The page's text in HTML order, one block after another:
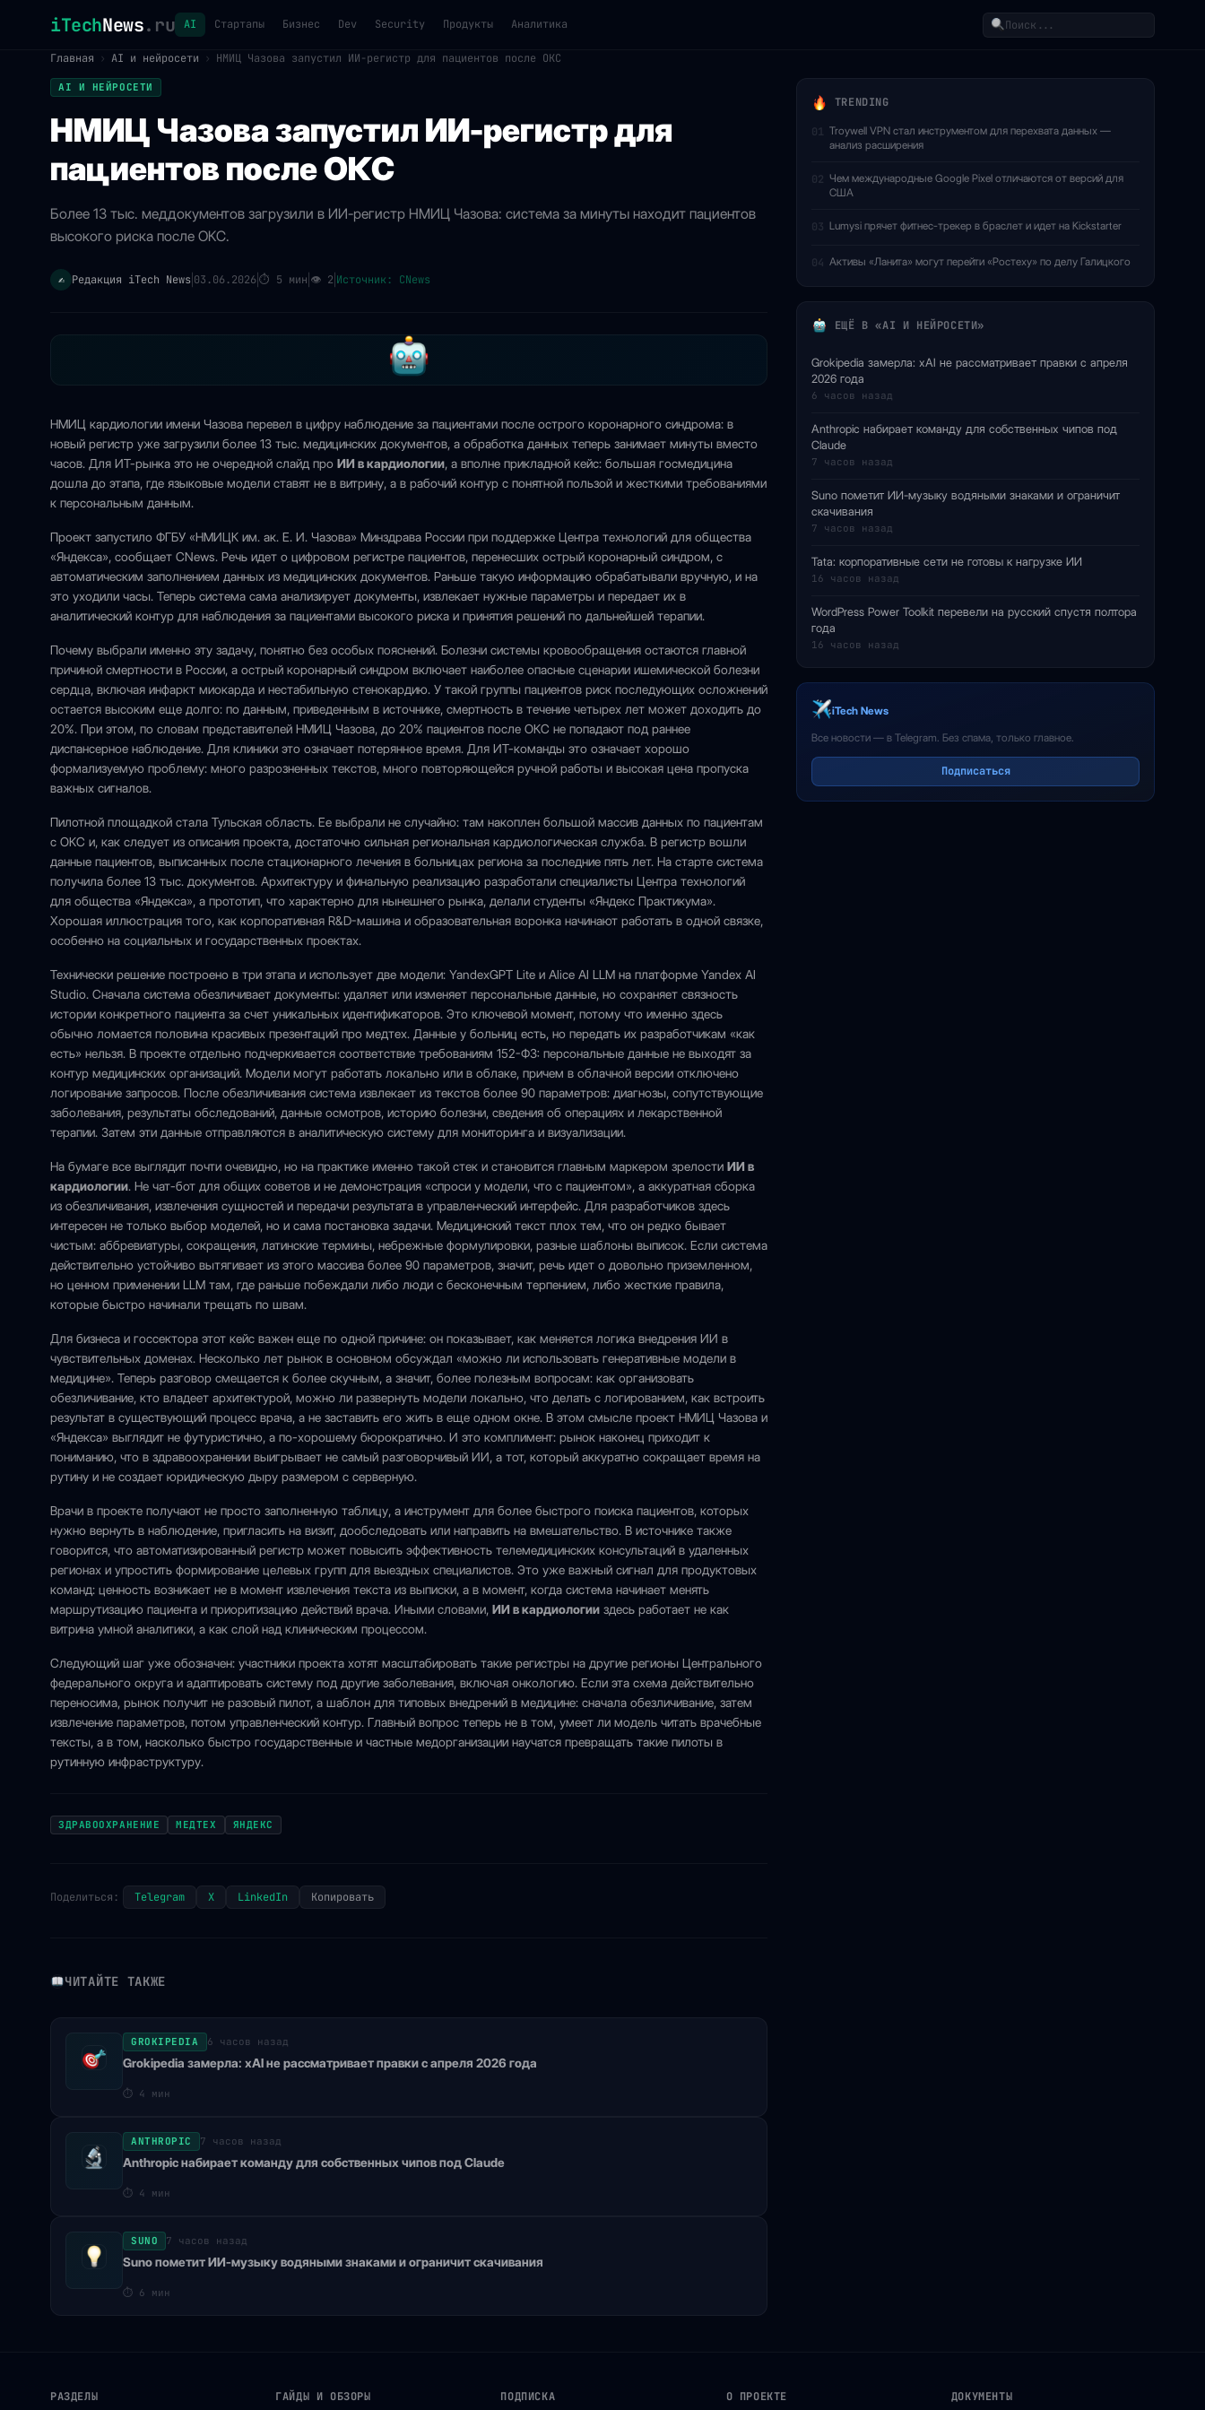
iTechNews.ru AI Стартапы Бизнес Dev Security Продукты Аналитика
Поиск
Главная
› AI и нейросети › НМИЦ Чазова запустил ИИ-регистр для пациентов после ОКС
AI И НЕЙРОСЕТИ
НМИЦ Чазова запустил ИИ-регистр для
пациентов после ОКС
Более 13 тыс. меддокументов загрузили в ИИ-регистр НМИЦ Чазова: система за минуты находит пациентов
высокого риска после ОКС.
✍️ Редакция iTech News 03.06.2026⏱ 5 мин 👁 2 Источник: CNews
НМИЦ кардиологии имени Чазова перевел в цифру наблюдение за пациентами после острого коронарного синдрома: в
новый регистр уже загрузили более 13 тыс. медицинских документов, а обработка данных теперь занимает минуты вместо
часов. Для ИТ-рынка это не очередной слайд про ИИ в кардиологии, а вполне прикладной кейс: большая госмедицина
дошла до этапа, где языковые модели ставят не в витрину, а в рабочий контур с понятной пользой и жесткими требованиями
к персональным данным.
Проект запустило ФГБУ «НМИЦК им. ак. Е. И. Чазова» Минздрава России при поддержке Центра технологий для общества
«Яндекса», сообщает CNews. Речь идет о цифровом регистре пациентов, перенесших острый коронарный синдром, с
автоматическим заполнением данных из медицинских документов. Раньше такую информацию обрабатывали вручную, и на
это уходили часы. Теперь система сама анализирует документы, извлекает нужные параметры и передает их в
аналитический контур для наблюдения за пациентами высокого риска и принятия решений по дальнейшей терапии.
Почему выбрали именно эту задачу, понятно без особых пояснений. Болезни системы кровообращения остаются главной
причиной смертности в России, а острый коронарный синдром включает наиболее опасные сценарии ишемической болезни
сердца, включая инфаркт миокарда и нестабильную стенокардию. У такой группы пациентов риск последующих осложнений
остается высоким еще долго: по данным, приведенным в источнике, смертность в течение четырех лет может доходить до
20%. При этом, по словам представителей НМИЦ Чазова, до 20% пациентов после ОКС не попадают под раннее
диспансерное наблюдение. Для клиники это означает потерянное время. Для ИТ-команды это означает хорошо
формализуемую проблему: много разрозненных текстов, много повторяющейся ручной работы и высокая цена пропуска
важных сигналов.
Пилотной площадкой стала Тульская область. Ее выбрали не случайно: там накоплен большой массив данных по пациентам
с ОКС и, как следует из описания проекта, достаточно сильная региональная кардиологическая служба. В регистр вошли
данные пациентов, выписанных после стационарного лечения в больницах региона за последние пять лет. На старте система
получила более 13 тыс. документов. Архитектуру и финальную реализацию разработали специалисты Центра технологий
для общества «Яндекса», а прототип, что характерно для нынешнего рынка, делали студенты «Яндекс Практикума».
Хорошая иллюстрация того, как корпоративная R&D-машина и образовательная воронка начинают работать в одной связке,
особенно на социальных и государственных проектах.
Технически решение построено в три этапа и использует две модели: YandexGPT Lite и Alice AI LLM на платформе Yandex AI
Studio. Сначала система обезличивает документы: удаляет или изменяет персональные данные, но сохраняет связность
истории конкретного пациента за счет уникальных идентификаторов. Это ключевой момент, потому что именно здесь
обычно ломается половина красивых презентаций про медтех. Данные у больниц есть, но передать их разработчикам «как
есть» нельзя. В проекте отдельно подчеркивается соответствие требованиям 152-ФЗ: персональные данные не выходят за
контур медицинских организаций. Модели могут работать локально или в облаке, причем в облачной версии отключено
логирование запросов. После обезличивания система извлекает из текстов более 90 параметров: диагнозы, сопутствующие
заболевания, результаты обследований, данные осмотров, историю болезни, сведения об операциях и лекарственной
терапии. Затем эти данные отправляются в аналитическую систему для мониторинга и визуализации.
На бумаге все выглядит почти очевидно, но на практике именно такой стек и становится главным маркером зрелости ИИ в
кардиологии. Не чат-бот для общих советов и не демонстрация «спроси у модели, что с пациентом», а аккуратная сборка
из обезличивания, извлечения сущностей и передачи результата в управленческий интерфейс. Для разработчиков здесь
интересен не только выбор моделей, но и сама постановка задачи. Медицинский текст плох тем, что он редко бывает
чистым: аббревиатуры, сокращения, латинские термины, небрежные формулировки, разные шаблоны выписок. Если система
действительно устойчиво вытягивает из этого массива более 90 параметров, значит, речь идет о довольно приземленном,
но ценном применении LLM там, где раньше побеждали либо люди с бесконечным терпением, либо жесткие правила,
которые быстро начинали трещать по швам.
Для бизнеса и госсектора этот кейс важен еще по одной причине: он показывает, как меняется логика внедрения ИИ в
чувствительных доменах. Несколько лет рынок в основном обсуждал «можно ли использовать генеративные модели в
медицине». Теперь разговор смещается к более скучным, а значит, более полезным вопросам: как организовать
обезличивание, кто владеет архитектурой, можно ли развернуть модели локально, что делать с логированием, как встроить
результат в существующий процесс врача, а не заставить его жить в еще одном окне. В этом смысле проект НМИЦ Чазова и
«Яндекса» выглядит не футуристично, а по-хорошему бюрократично. И это комплимент: рынок наконец приходит к
пониманию, что в здравоохранении выигрывает не самый разговорчивый ИИ, а тот, который аккуратно сокращает время на
рутину и не создает юридическую дыру размером с серверную.
Врачи в проекте получают не просто заполненную таблицу, а инструмент для более быстрого поиска пациентов, которых
нужно вернуть в наблюдение, пригласить на визит, дообследовать или направить на вмешательство. В источнике также
говорится, что автоматизированный регистр может повысить эффективность телемедицинских консультаций в удаленных
регионах и упростить формирование целевых групп для выездных специалистов. Это уже важный сигнал для продуктовых
команд: ценность возникает не в момент извлечения текста из выписки, а в момент, когда система начинает менять
маршрутизацию пациента и приоритизацию действий врача. Иными словами, ИИ в кардиологии здесь работает не как
витрина умной аналитики, а как слой над клиническим процессом.
Следующий шаг уже обозначен: участники проекта хотят масштабировать такие регистры на другие регионы Центрального
федерального округа и адаптировать систему под другие заболевания, включая онкологию. Если эта схема действительно
переносима, рынок получит не разовый пилот, а шаблон для типовых внедрений в медицине: сначала обезличивание, затем
извлечение параметров, потом управленческий контур. Главный вопрос теперь не в том, умеет ли модель читать врачебные
тексты, а в том, насколько быстро государственные и частные медорганизации научатся превращать такие пилоты в
рутинную инфраструктуру.
ЗДРАВООХРАНЕНИЕ МЕДТЕХ ЯНДЕКС
Поделиться: Telegram X LinkedIn Копировать
ЧИТАЙТЕ ТАКЖЕ
GROKIPEDIA 6 часов назад
Grokipedia замерла: xAI не рассматривает правки с апреля 2026 года
⏱ 4 мин
ANTHROPIC 7 часов назад
Anthropic набирает команду для собственных чипов под Claude
⏱ 4 мин
SUNO 7 часов назад
Suno пометит ИИ-музыку водяными знаками и ограничит скачивания
⏱ 6 мин
TRENDING
01 Troywell VPN стал инструментом для перехвата данных —
анализ расширения
02 Чем международные Google Pixel отличаются от версий для
США
03 Lumysi прячет фитнес-трекер в браслет и идет на Kickstarter
04 Активы «Ланита» могут перейти «Ростеху» по делу Галицкого
ЕЩЁ В «AI И НЕЙРОСЕТИ»
Grokipedia замерла: xAI не рассматривает правки с апреля
2026 года
6 часов назад
Anthropic набирает команду для собственных чипов под
Claude
7 часов назад
Suno пометит ИИ-музыку водяными знаками и ограничит
скачивания
7 часов назад
Tata: корпоративные сети не готовы к нагрузке ИИ
16 часов назад
WordPress Power Toolkit перевели на русский спустя полтора
года
16 часов назад
iTech News
Все новости — в Telegram. Без спама, только главное.
Подписаться
РАЗДЕЛЫ ГАЙДЫ И ОБЗОРЫ ПОДПИСКА О ПРОЕКТЕ ДОКУМЕНТЫ